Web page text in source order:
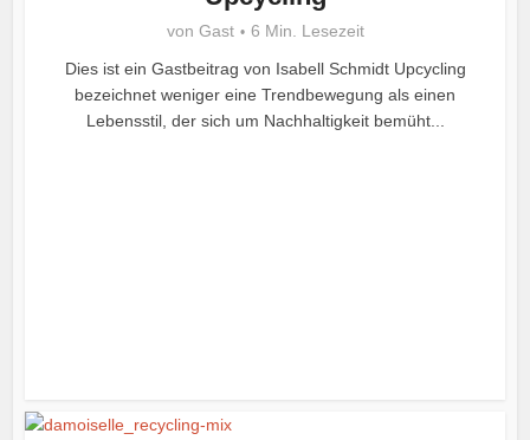
von Gast
6 Min. Lesezeit
Dies ist ein Gastbeitrag von Isabell Schmidt Upcycling
bezeichnet weniger eine Trendbewegung als einen
Lebensstil, der sich um Nachhaltigkeit bemüht...